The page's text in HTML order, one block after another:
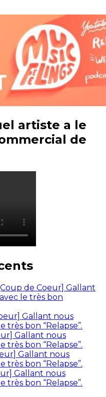
artiste a le
de
de Coeur] Gallant
le très bon
Gallant nous
très bon “Relapse”.
Gallant nous
très bon “Relapse”.
Gallant nous
très bon “Relapse”.
Gallant nous
très bon “Relapse”.